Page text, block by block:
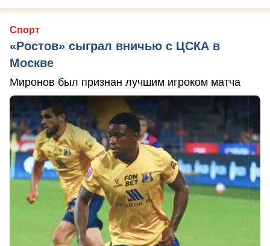
Спорт
«Ростов» сыграл вничью с ЦСКА в
Москве
Миронов был признан лучшим игроком матча